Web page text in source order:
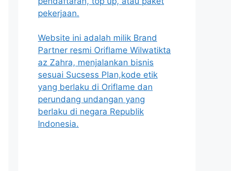
pekerjaan.
Website ini adalah milik Brand
Partner resmi Oriflame Wilwatikta
az Zahra, menjalankan bisnis
sesuai Sucsess Plan,kode etik
yang berlaku di Oriflame dan
perundang undangan yang
berlaku di negara Republik
Indonesia.